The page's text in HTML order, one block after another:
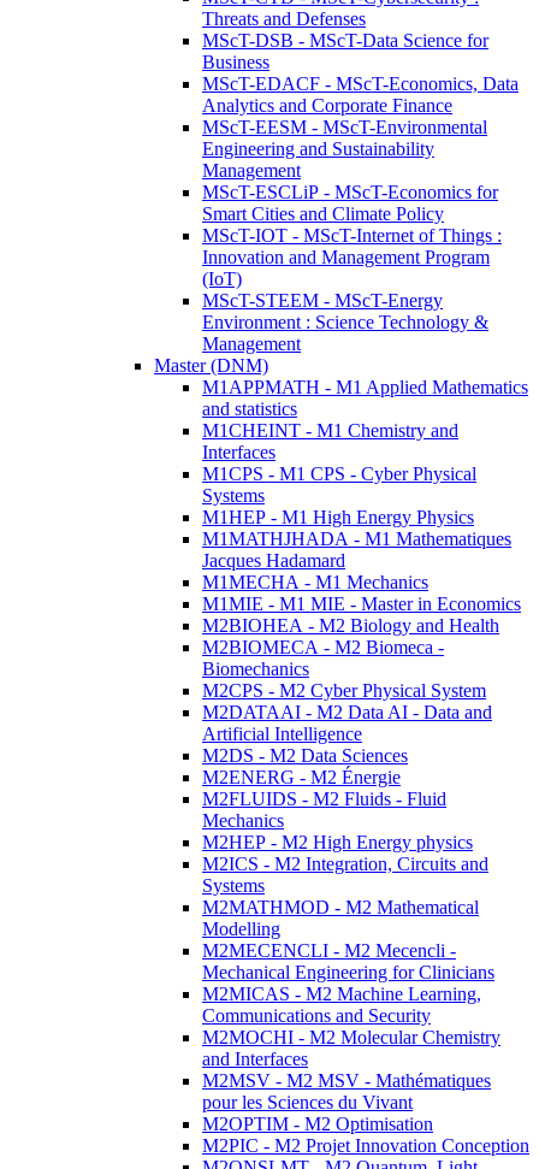
Threats and Defenses
MScT-DSB - MScT-Data Science for
Business
MScT-EDACF - MScT-Economics, Data
Analytics and Corporate Finance
MScT-EESM - MScT-Environmental
Engineering and Sustainability
Management
MScT-ESCLiP - MScT-Economics for
Smart Cities and Climate Policy
MScT-IOT - MScT-Internet of Things :
Innovation and Management Program
(IoT)
MScT-STEEM - MScT-Energy
Environment : Science Technology &
Management
Master (DNM)
M1APPMATH - M1 Applied Mathematics
and statistics
M1CHEINT - M1 Chemistry and
Interfaces
M1CPS - M1 CPS - Cyber Physical
Systems
M1HEP - M1 High Energy Physics
M1MATHJHADA - M1 Mathematiques
Jacques Hadamard
M1MECHA - M1 Mechanics
M1MIE - M1 MIE - Master in Economics
M2BIOHEA - M2 Biology and Health
M2BIOMECA - M2 Biomeca -
Biomechanics
M2CPS - M2 Cyber Physical System
M2DATAAI - M2 Data AI - Data and
Artificial Intelligence
M2DS - M2 Data Sciences
M2ENERG - M2 Énergie
M2FLUIDS - M2 Fluids - Fluid
Mechanics
M2HEP - M2 High Energy physics
M2ICS - M2 Integration, Circuits and
Systems
M2MATHMOD - M2 Mathematical
Modelling
M2MECENCLI - M2 Mecencli -
Mechanical Engineering for Clinicians
M2MICAS - M2 Machine Learning,
Communications and Security
M2MOCHI - M2 Molecular Chemistry
and Interfaces
M2MSV - M2 MSV - Mathématiques
pour les Sciences du Vivant
M2OPTIM - M2 Optimisation
M2PIC - M2 Projet Innovation Conception